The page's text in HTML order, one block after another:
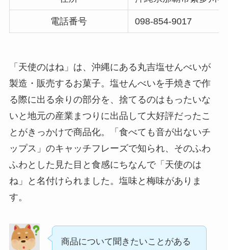
五家宝はどこで買える？取扱店はスーパーや百貨
電話番号 098-854-9017
「天使のはね」は、沖縄にある丸吉塩せんべいが
製造・販売するお菓子。塩せんべいを手焼きで作
る際に出る余りの部分を、捨てるのはもったいな
いと地元の産業まつりに出品して大好評だったこ
とがきっかけで商品化。「食べても音が出ないチ
ップス」のキャッチフレーズで知られ、そのふわ
ふわとした見た目と食感にちなんで「天使のは
ね」と名付けられました。塩味と梅味がありま
す。
商品について聞きたいことがある